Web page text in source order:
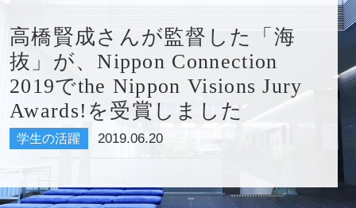
国際
大学
高橋賢成さんが監督した「海
抜」が、Nippon Connection
2019でthe Nippon Visions Jury
Awards!を受賞しました
学生の活躍 2019.06.20